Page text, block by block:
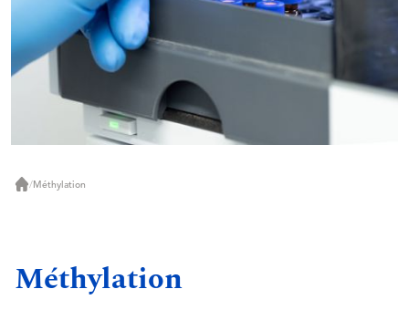
Accueil
/ Méthylation
Méthylation